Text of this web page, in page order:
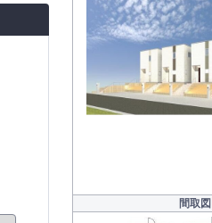
間取図